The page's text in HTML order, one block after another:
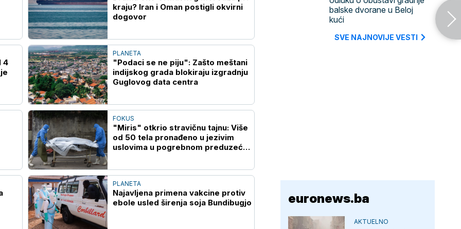
kraju? Iran i Oman postigli okvirni
dogovor
4
PLANETA
"Podaci se ne piju": Zašto meštani
indijskog grada blokiraju izgradnju
Guglovog data centra
FOKUS
"Miris" otkrio stravičnu tajnu: Više
od 50 tela pronađeno u jezivim
uslovima u pogrebnom preduzeću
PLANETA
Najavljena primena vakcine protiv
ebole usled širenja soja Bundibugjo
balske dvorane u Beloj
kući
SVE NAJNOVIJE VESTI
euronews.ba
AKTUELNO